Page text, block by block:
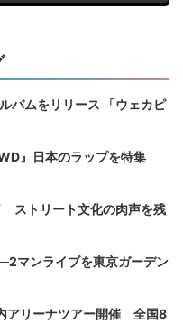
バムをリリース 「ウェカピ
』日本のラップを特集
ストリート文化の肉声を残
マンライブを東京ガーデン
アリーナツアー開催 全国8